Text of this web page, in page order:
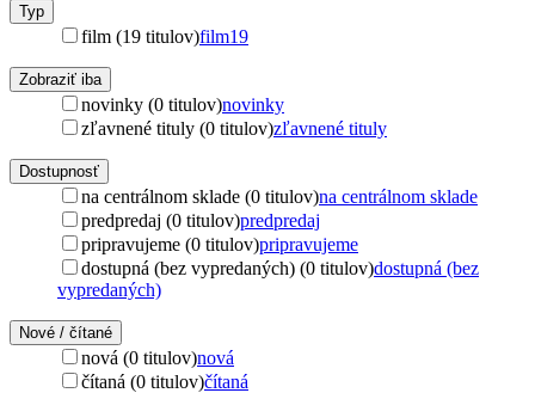
Typ
film (19 titulov)film19
Zobraziť iba
novinky (0 titulov)novinky
zľavnené tituly (0 titulov)zľavnené tituly
Dostupnosť
na centrálnom sklade (0 titulov)na centrálnom sklade
predpredaj (0 titulov)predpredaj
pripravujeme (0 titulov)pripravujeme
dostupná (bez vypredaných) (0 titulov)dostupná (bez
vypredaných)
Nové / čítané
nová (0 titulov)nová
čítaná (0 titulov)čítaná